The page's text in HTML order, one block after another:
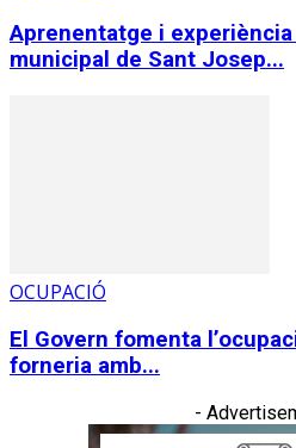
Aprenentatge i
municipal de Sant Josep...
OCUPACIÓ
El Govern fomenta
forneria amb...
-